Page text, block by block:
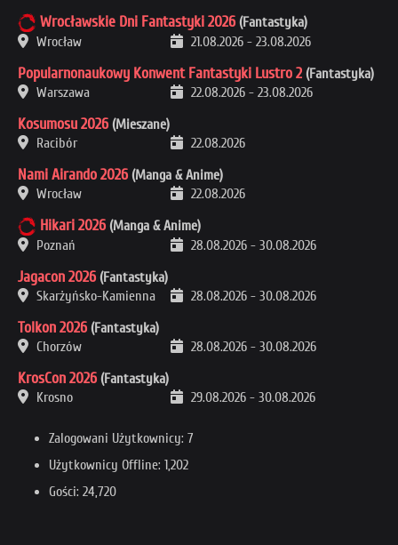
Wrocławskie Dni Fantastyki 2026 (Fantastyka)
Wrocław
21.08.2026 - 23.08.2026
Popularnonaukowy Konwent Fantastyki Lustro 2 (Fantastyka)
Warszawa
22.08.2026 - 23.08.2026
Kosumosu 2026 (Mieszane)
Racibór
22.08.2026
Nami Airando 2026 (Manga & Anime)
Wrocław
22.08.2026
Hikari 2026 (Manga & Anime)
Poznań
28.08.2026 - 30.08.2026
Jagacon 2026 (Fantastyka)
Skarżyńsko-Kamienna
28.08.2026 - 30.08.2026
Tolkon 2026 (Fantastyka)
Chorzów
28.08.2026 - 30.08.2026
KrosCon 2026 (Fantastyka)
Krosno
29.08.2026 - 30.08.2026
Zalogowani Użytkownicy: 7
Użytkownicy Offline: 1,202
Gości: 24,720